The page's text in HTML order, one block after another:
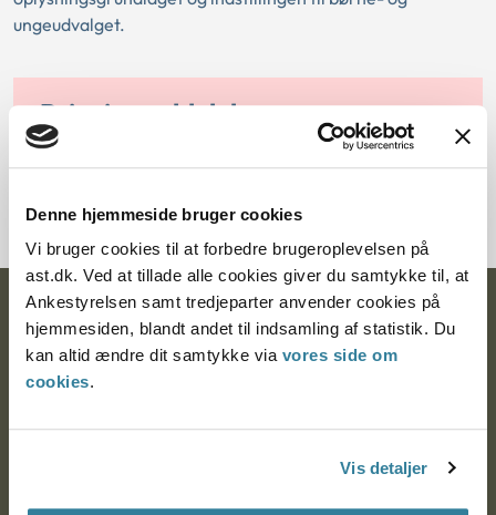
Denne hjemmeside bruger cookies
Vi bruger cookies til at forbedre brugeroplevelsen på
ast.dk. Ved at tillade alle cookies giver du samtykke til, at
Ankestyrelsen samt tredjeparter anvender cookies på
hjemmesiden, blandt andet til indsamling af statistik. Du
kan altid ændre dit samtykke via vores side om
cookies.
Vis detaljer
ungeudvalget.
Principmeddelelser
Søg efter principmeddelelser
Ankestyrelsen
Postadresse: